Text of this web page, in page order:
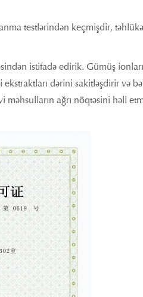
testlərindən keçmişdir,
istifadə edirik. Gümüş
dərini sakitləşdirir və
ağrı nöqtəsini həll